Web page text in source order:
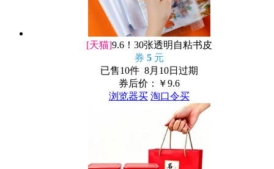
[天猫]9.6！30张透明自粘书皮
券 5 元
已售10件 8月10日过期
券后价：￥9.6
浏览器买 淘口令买